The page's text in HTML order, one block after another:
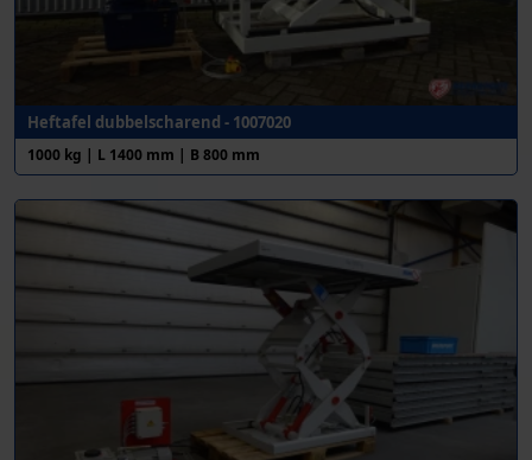
Heftafel dubbelscharend - 1007020
1000 kg | L 1400 mm | B 800 mm